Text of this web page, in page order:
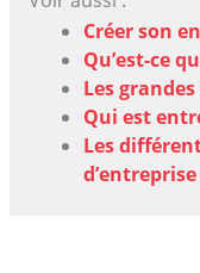
Créer son
Qu’est-ce
Les
Qui est
Les
d’entreprise